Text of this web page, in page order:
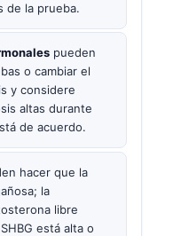
de la prueba.
pueden
o cambiar el
y considere
altas durante
de acuerdo.
hacer que la
la
libre
está alta o